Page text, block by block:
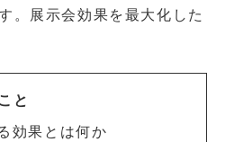
。展示会効果を最大化した
と
効果とは何か